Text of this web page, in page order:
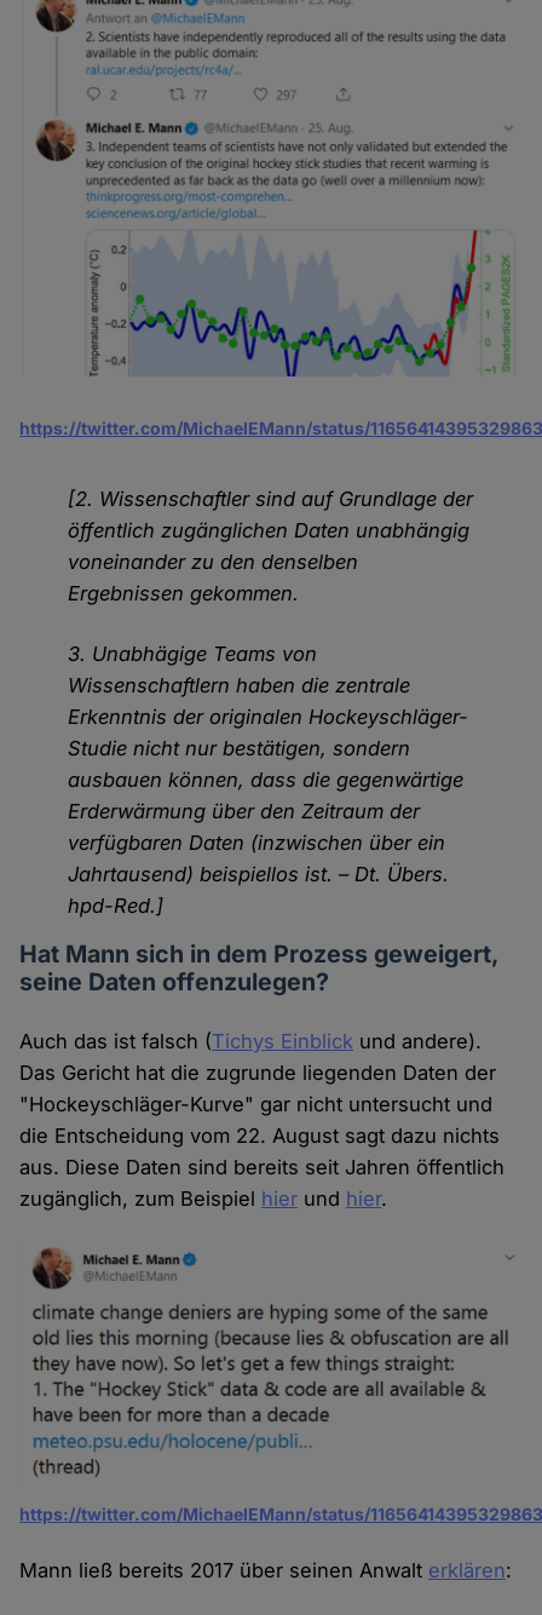
https://twitter.com/MichaelEMann/status/
[2. Wissenschaftler sind auf Grundlage der
öffentlich zugänglichen Daten unabhängig
voneinander zu den denselben
Ergebnissen gekommen.
3. Unabhägige Teams von
Wissenschaftlern haben die zentrale
Erkenntnis der originalen Hockeyschläger-
Studie nicht nur bestätigen, sondern
ausbauen können, dass die gegenwärtige
Erderwärmung über den Zeitraum der
verfügbaren Daten (inzwischen über ein
Jahrtausend) beispiellos ist. – Dt. Übers.
hpd-Red.]
Hat Mann sich in dem Prozess geweigert,
seine Daten offenzulegen?
Auch das ist falsch (Tichys Einblick und andere).
Das Gericht hat die zugrunde liegenden Daten der
"Hockeyschläger-Kurve" gar nicht untersucht und
die Entscheidung vom 22. August sagt dazu nichts
aus. Diese Daten sind bereits seit Jahren öffentlich
zugänglich, zum Beispiel hier und hier.
https://twitter.com/MichaelEMann/status/
Mann ließ bereits 2017 über seinen Anwalt erklären: